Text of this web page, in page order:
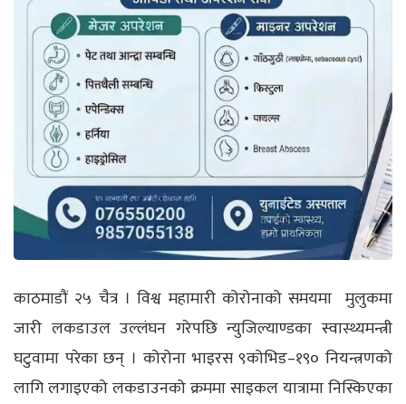
काठमाडौं २५ चैत्र । विश्व महामारी कोरोनाको समयमा मुलुकमा
जारी लकडाउल उल्लंघन गरेपछि न्युजिल्याण्डका स्वास्थ्यमन्त्री
घटुवामा परेका छन् । कोरोना भाइरस ९कोभिड–१९० नियन्त्रणको
लागि लगाइएको लकडाउनको क्रममा साइकल यात्रामा निस्किएका